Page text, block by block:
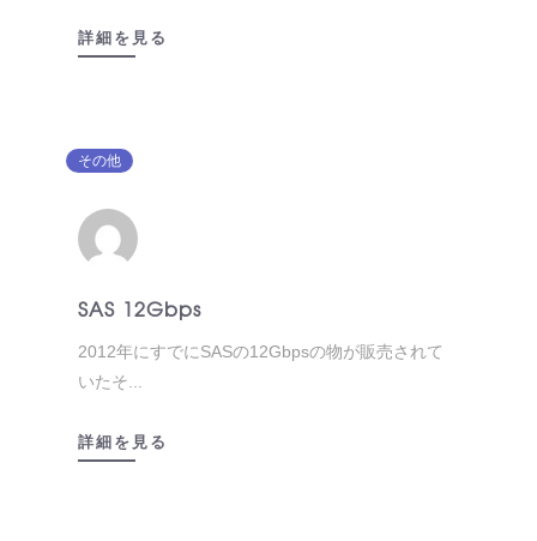
詳細を見る
その他
SAS 12Gbps
2012年にすでにSASの12Gbpsの物が販売されて
いたそ...
詳細を見る